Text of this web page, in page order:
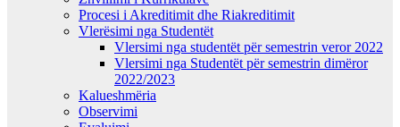
Procesi i Akreditimit dhe Riakreditimit
Vlerësimi nga Studentët
Vlersimi nga studentët për semestrin veror 2022
Vlersimi nga Studentët për semestrin dimëror
2022/2023
Kalueshmëria
Observimi